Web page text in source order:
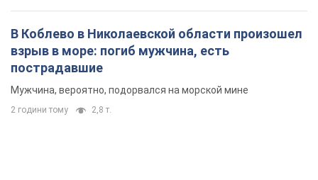
В Коблево в Николаевской области произошел
взрыв в море: погиб мужчина, есть
пострадавшие
Мужчина, вероятно, подорвался на морской мине
2 години тому 2,8 т.